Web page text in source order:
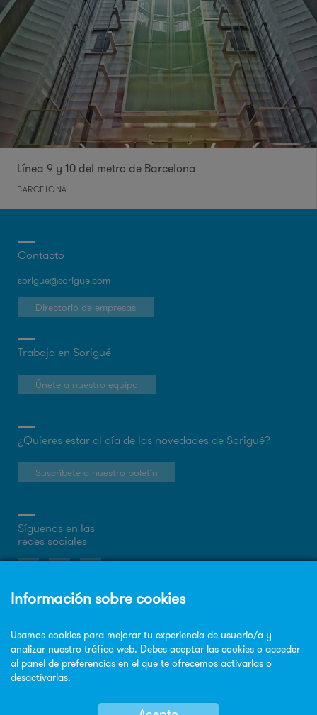
Línea 9 y 10 del metro de Barcelona
BARCELONA
Contacto
sorigue@sorigue.com
Directorio de empresas
Trabaja en Sorigué
Únete a nuestro equipo
¿Quieres estar al día de las novedades de Sorigué?
Suscríbete a nuestro boletín
Síguenos en las
redes sociales
Sobre la web
Política de privacidad
Política de cookies